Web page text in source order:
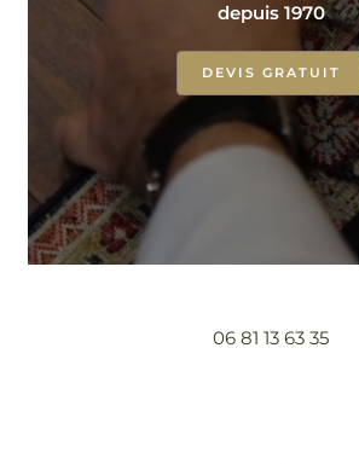
depuis 1970
DEVIS GRATUIT
06 81 13 63 35